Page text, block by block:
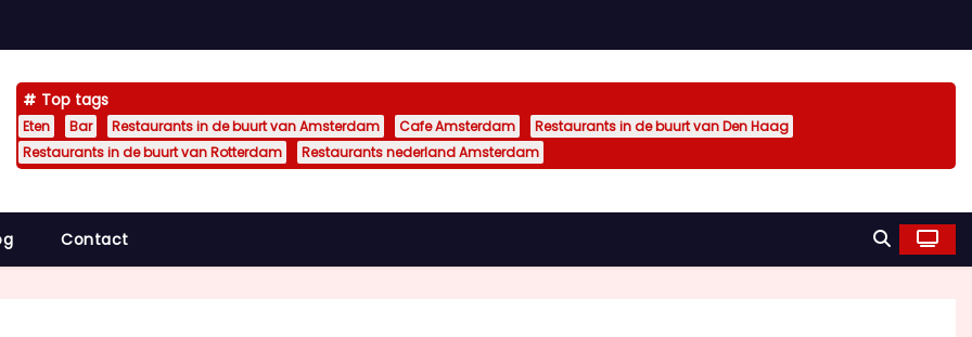
Top tags
Eten Bar Restaurants in de buurt van Amsterdam Cafe Amsterdam
Restaurants in de buurt van Den Haag
Restaurants in de buurt van Rotterdam
Restaurants nederland Amsterdam
Contact